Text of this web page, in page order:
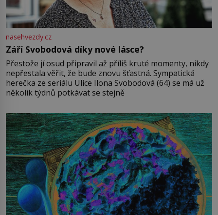
nasehvezdy.cz
Září Svobodová díky nové lásce?
Přestože jí osud připravil až příliš kruté momenty, nikdy
nepřestala věřit, že bude znovu šťastná. Sympatická
herečka ze seriálu Ulice Ilona Svobodová (64) se má už
několik týdnů potkávat se stejně